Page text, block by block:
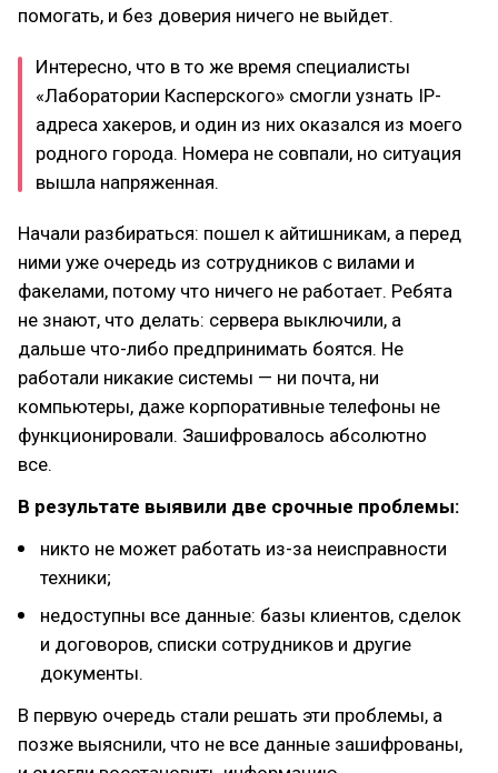
помогать, и без доверия ничего не выйдет.
Интересно, что в то же время специалисты
«Лаборатории Касперского» смогли узнать IP-
адреса хакеров, и один из них оказался из моего
родного города. Номера не совпали, но ситуация
вышла напряженная.
Начали разбираться: пошел к айтишникам, а перед
ними уже очередь из сотрудников с вилами и
факелами, потому что ничего не работает. Ребята
не знают, что делать: сервера выключили, а
дальше что-либо предпринимать боятся. Не
работали никакие системы — ни почта, ни
компьютеры, даже корпоративные телефоны не
функционировали. Зашифровалось абсолютно
все.
В результате выявили две срочные проблемы:
никто не может работать из-за неисправности
техники;
недоступны все данные: базы клиентов, сделок
и договоров, списки сотрудников и другие
документы.
В первую очередь стали решать эти проблемы, а
позже выяснили, что не все данные зашифрованы,